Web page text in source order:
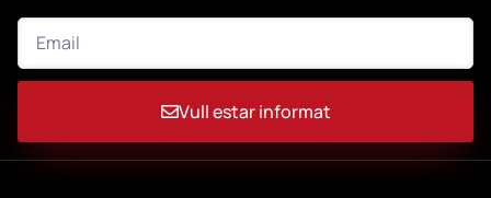
Vull estar informat